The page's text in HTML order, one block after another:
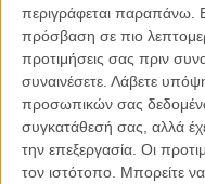
περιγράφεται παραπάνω.
πρόσβαση σε πιο
προτιμήσεις σας πριν
συναινέσετε. Λάβετε
προσωπικών σας
συγκατάθεσή σας, αλλά
την επεξεργασία. Οι
τον ιστότοπο. Μπορείτε
Tags: HARRY POTTER,
ΡΑΝΤΚΛΙΦ